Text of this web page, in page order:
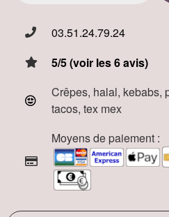
03.51.24.79.24
5/5 (voir les 6 avis)
Crêpes, halal, kebabs,
tacos, tex mex
Moyens de paiement :